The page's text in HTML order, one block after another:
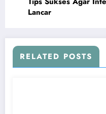
Lancar
RELATED POSTS